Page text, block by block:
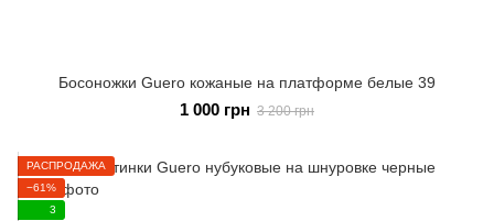
Босоножки Guero кожаные на платформе белые 39
1 000 грн 3 200 грн
РАСПРОДАЖА
−61%
3